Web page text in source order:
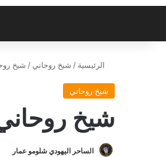
الرئيسية / شيخ روحاني / شيخ
شيخ روحاني
شيخ
الساحر اليهودي شلومو عمار